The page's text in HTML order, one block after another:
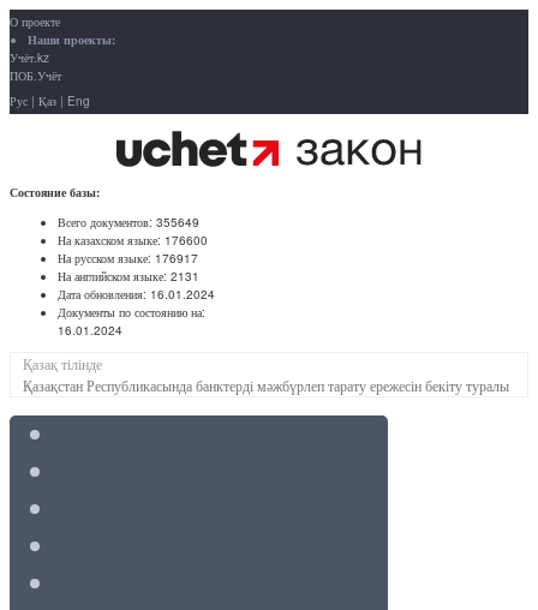
О проекте
Наши проекты:
Учёт.kz
ПОБ.Учёт
Рус | Қаз | Eng
Состояние базы:
Всего документов: 355649
На казахском языке: 176600
На русском языке: 176917
На английском языке: 2131
Дата обновления: 16.01.2024
Документы по состоянию на:
16.01.2024
Қазақ тілінде
Қазақстан Республикасында банктерді мәжбүрлеп тарату ережесін бекіту туралы